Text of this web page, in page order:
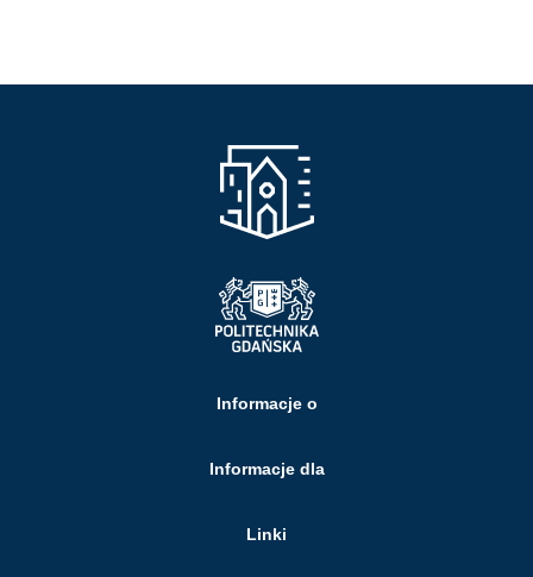
Informacje o
Informacje dla
Linki